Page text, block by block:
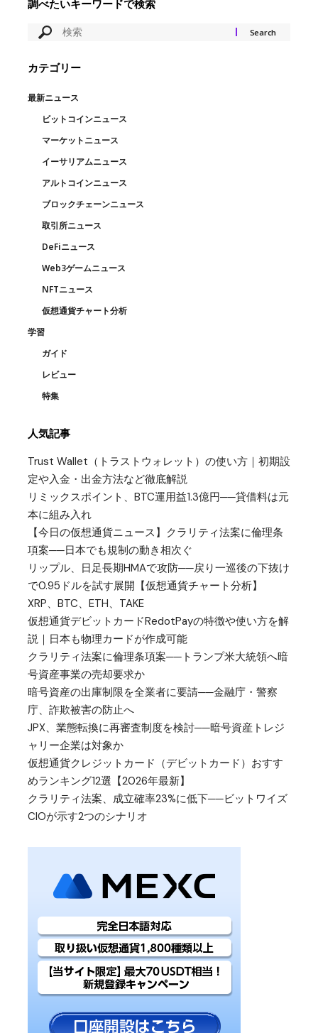
調べたいキーワードで検索
カテゴリー
最新ニュース
ビットコインニュース
マーケットニュース
イーサリアムニュース
アルトコインニュース
ブロックチェーンニュース
取引所ニュース
DeFiニュース
Web3ゲームニュース
NFTニュース
仮想通貨チャート分析
学習
ガイド
レビュー
特集
人気記事
Trust Wallet（トラストウォレット）の使い方｜初期設
定や入金・出金方法など徹底解説
リミックスポイント、BTC運用益1.3億円──貸借料は元
本に組み入れ
【今日の仮想通貨ニュース】クラリティ法案に倫理条
項案──日本でも規制の動き相次ぐ
リップル、日足長期HMAで攻防──戻り一巡後の下抜け
で0.95ドルを試す展開【仮想通貨チャート分析】
XRP、BTC、ETH、TAKE
仮想通貨デビットカードRedotPayの特徴や使い方を解
説｜日本も物理カードが作成可能
クラリティ法案に倫理条項案──トランプ米大統領へ暗
号資産事業の売却要求か
暗号資産の出庫制限を全業者に要請──金融庁・警察
庁、詐欺被害の防止へ
JPX、業態転換に再審査制度を検討──暗号資産トレジ
ャリー企業は対象か
仮想通貨クレジットカード（デビットカード）おすす
めランキング12選【2026年最新】
クラリティ法案、成立確率23%に低下──ビットワイズ
CIOが示す2つのシナリオ